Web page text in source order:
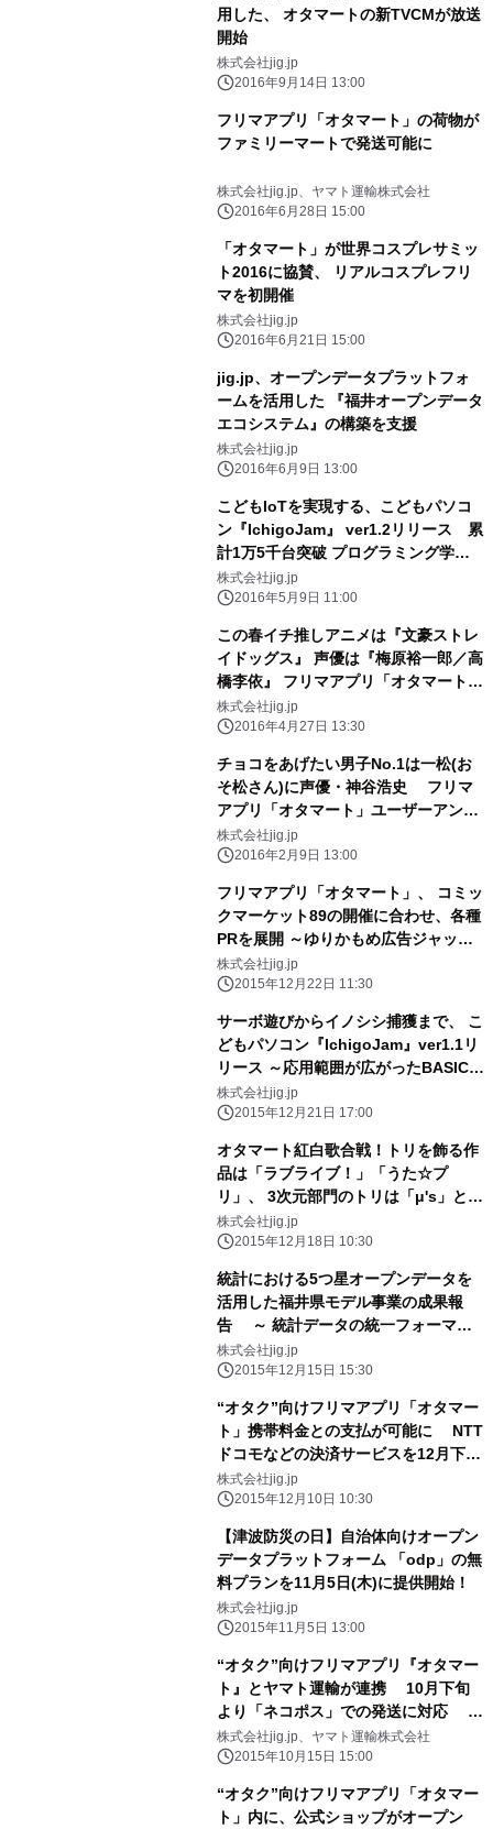
用した、 オタマートの新TVCMが放送
開始
株式会社jig.jp
2016年9月14日 13:00
フリマアプリ「オタマート」の荷物が
ファミリーマートで発送可能に
株式会社jig.jp、ヤマト運輸株式会社
2016年6月28日 15:00
「オタマート」が世界コスプレサミッ
ト2016に協賛、 リアルコスプレフリ
マを初開催
株式会社jig.jp
2016年6月21日 15:00
jig.jp、オープンデータプラットフォ
ームを活用した 『福井オープンデータ
エコシステム』の構築を支援
株式会社jig.jp
2016年6月9日 13:00
こどもIoTを実現する、こどもパソコ
ン『IchigoJam』 ver1.2リリース 累
計1万5千台突破 プログラミング学習
から本格IoTデバイス開発まで！
株式会社jig.jp
2016年5月9日 11:00
この春イチ推しアニメは『文豪ストレ
イドッグス』 声優は『梅原裕一郎／高
橋李依』 フリマアプリ「オタマート」
ユーザーアンケート結果発表
株式会社jig.jp
2016年4月27日 13:30
チョコをあげたい男子No.1は一松(お
そ松さん)に声優・神谷浩史 フリマ
アプリ「オタマート」ユーザーアンケ
ート結果発表
株式会社jig.jp
2016年2月9日 13:00
フリマアプリ「オタマート」、 コミッ
クマーケット89の開催に合わせ、各種
PRを展開 ～ゆりかもめ広告ジャッ
ク、ADトラック運行、 駅前でのサン
プリングと全方位対応～
株式会社jig.jp
2015年12月22日 11:30
サーボ遊びからイノシシ捕獲まで、 こ
どもパソコン『IchigoJam』ver1.1リ
リース ～応用範囲が広がったBASICで
プログラミングする こどもパソコン用
OS、1万台突破！～
株式会社jig.jp
2015年12月21日 17:00
オタマート紅白歌合戦！トリを飾る作
品は「ラブライブ！」「うた☆プ
リ」、 3次元部門のトリは「μ's」と
「宮野真守」 フリマアプリ『オタマー
ト』ユーザーアンケート結果発表
株式会社jig.jp
2015年12月18日 10:30
統計における5つ星オープンデータを
活用した福井県モデル事業の成果報
告 ～ 統計データの統一フォーマッ
ト化と、5つ星統計オープンデータ公
開 ～
株式会社jig.jp
2015年12月15日 15:30
“オタク”向けフリマアプリ「オタマー
ト」携帯料金との支払が可能に NTT
ドコモなどの決済サービスを12月下旬
より順次導入 ～1年で取扱高6倍以
上、毎日新たに1万5千品以上のアイテ
株式会社jig.jp
2015年12月10日 10:30
【津波防災の日】自治体向けオープン
データプラットフォーム 「odp」の無
料プランを11月5日(木)に提供開始！
株式会社jig.jp
2015年11月5日 13:00
“オタク”向けフリマアプリ『オタマー
ト』とヤマト運輸が連携 10月下旬
より「ネコポス」での発送に対応 ～
アニメ・アイドルグッズをリーズナブ
ルに、素早く、安心かんたん配送～
株式会社jig.jp、ヤマト運輸株式会社
2015年10月15日 15:00
“オタク”向けフリマアプリ「オタマー
ト」内に、公式ショップがオープン